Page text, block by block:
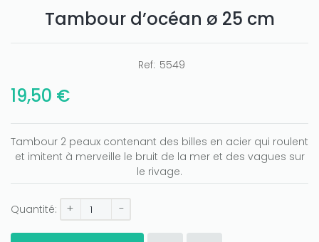
Tambour d’océan ø 25 cm
Ref: 5549
19,50 €
Tambour 2 peaux contenant des billes en acier qui roulent
et imitent à merveille le bruit de la mer et des vagues sur
le rivage.
Quantité: + -